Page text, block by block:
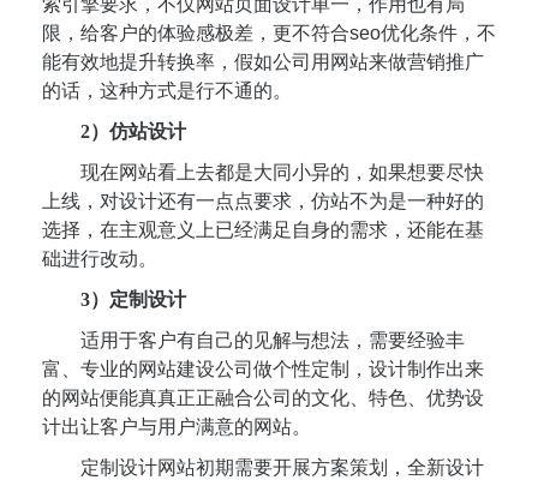
索引擎要求，不仅网站页面设计单一，作用也有局
限，给客户的体验感极差，更不符合seo优化条件，不
能有效地提升转换率，假如公司用网站来做营销推广
的话，这种方式是行不通的。
2）仿站设计
现在网站看上去都是大同小异的，如果想要尽快
上线，对设计还有一点点要求，仿站不为是一种好的
选择，在主观意义上已经满足自身的需求，还能在基
础进行改动。
3）定制设计
适用于客户有自己的见解与想法，需要经验丰
富、专业的网站建设公司做个性定制，设计制作出来
的网站便能真真正正融合公司的文化、特色、优势设
计出让客户与用户满意的网站。
定制设计网站初期需要开展方案策划，全新设计